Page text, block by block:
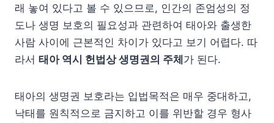
래 놓여 있다고 볼 수 있으므로, 인간의 존엄성의 정
도나 생명 보호의 필요성과 관련하여 태아와 출생한
사람 사이에 근본적인 차이가 있다고 보기 어렵다. 따
라서 태아 역시 헌법상 생명권의 주체가 된다.
태아의 생명권 보호라는 입법목적은 매우 중대하고,
낙태를 원칙적으로 금지하고 이를 위반할 경우 형사